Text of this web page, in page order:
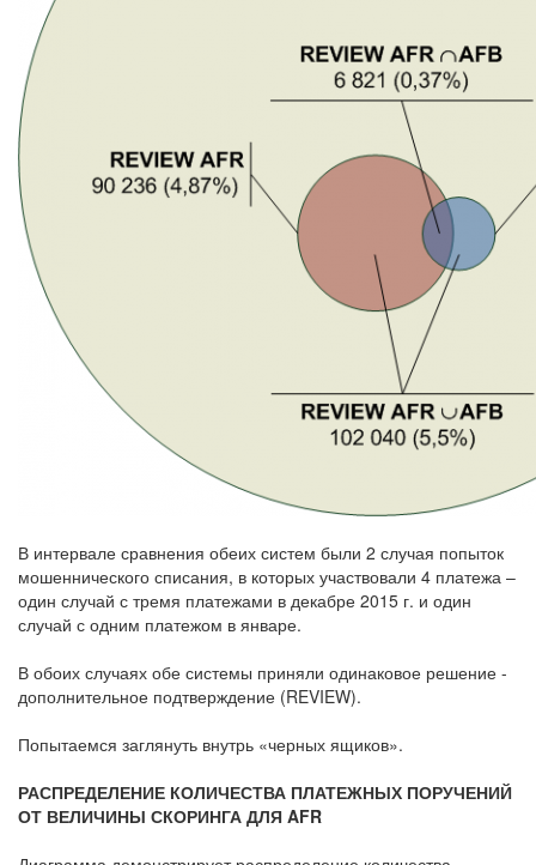
В интервале сравнения обеих систем были 2 случая попыток
мошеннического списания, в которых участвовали 4 платежа –
один случай с тремя платежами в декабре 2015 г. и один
случай с одним платежом в январе.
В обоих случаях обе системы приняли одинаковое решение -
дополнительное подтверждение (REVIEW).
Попытаемся заглянуть внутрь «черных ящиков».
РАСПРЕДЕЛЕНИЕ КОЛИЧЕСТВА ПЛАТЕЖНЫХ ПОРУЧЕНИЙ
ОТ ВЕЛИЧИНЫ СКОРИНГА ДЛЯ AFR